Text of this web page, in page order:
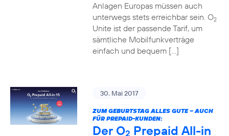
Anlagen Europas müssen auch
unterwegs stets erreichbar sein. O2
Unite ist der passende Tarif, um
sämtliche Mobilfunkverträge
einfach und bequem […]
30. Mai 2017
ZUM GEBURTSTAG ALLES GUTE – AUCH
FÜR PREPAID-KUNDEN:
Der O2 Prepaid All-in